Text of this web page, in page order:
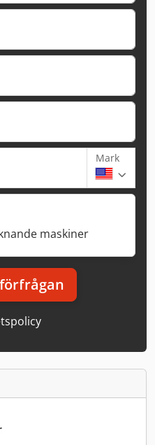
Mark
maskiner